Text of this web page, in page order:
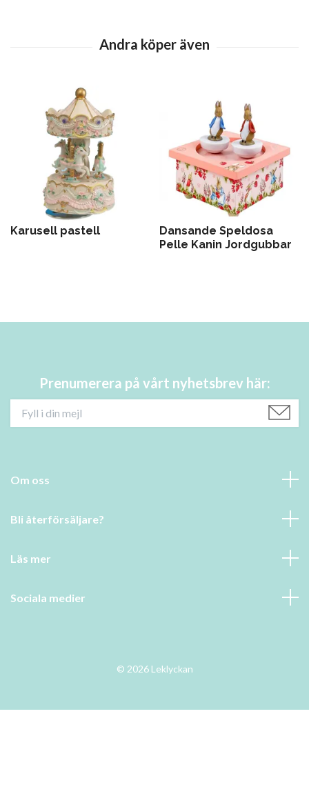
Karusell pastell
Dansande Speldosa
Pelle Kanin Jordgubbar
Prenumerera på vårt nyhetsbrev här:
Om oss
Bli återförsäljare?
Läs mer
Sociala medier
© 2026 Leklyckan